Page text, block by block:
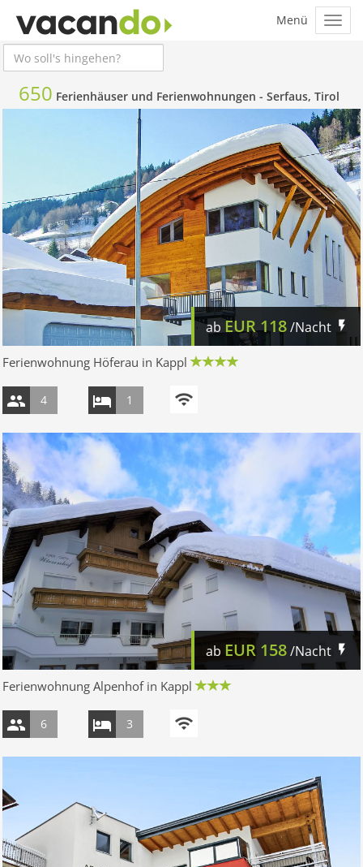
650 Ferienhäuser und Ferienwohnungen - Serfaus, Tirol
ab EUR118/Nacht
Ferienwohnung Höferau in Kappl
4 1
ab EUR 158/Nacht
Ferienwohnung Alpenhof in Kappl
6 3